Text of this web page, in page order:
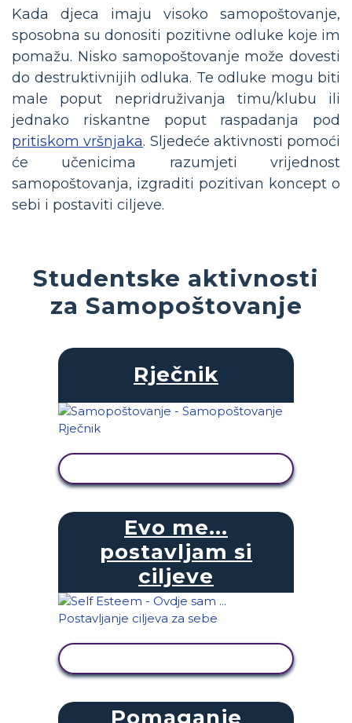
Kada djeca imaju visoko samopoštovanje,
sposobna su donositi pozitivne odluke koje im
pomažu. Nisko samopoštovanje može dovesti
do destruktivnijih odluka. Te odluke mogu biti
male poput nepridruživanja timu/klubu ili
jednako riskantne poput raspadanja pod
pritiskom vršnjaka. Sljedeće aktivnosti pomoći
će učenicima razumjeti vrijednost
samopoštovanja, izgraditi pozitivan koncept o
sebi i postaviti ciljeve.
Studentske aktivnosti
za Samopoštovanje
Rječnik
Evo me...
postavljam si
ciljeve
Pomaganje